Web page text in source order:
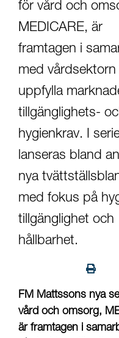
för vård och
MEDICARE, är
framtagen i
med
uppfylla
tillgänglighets-
hygienkrav. I
lanseras bland
nya
med fokus på
tillgänglighet och
hållbarhet.
FM Mattssons nya
vård och omsorg,
är framtagen i